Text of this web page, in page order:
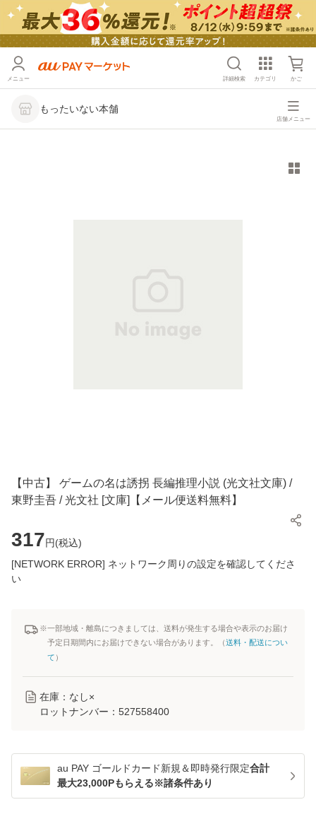
メニュー 詳細検索 カテゴリ かご
もったいない本舗
店舗メニュー
【中古】 ゲームの名は誘拐 長編推理小説 (光文社文庫) /
東野圭吾 / 光文社 [文庫]【メール便送料無料】
317円(税込)
[NETWORK ERROR] ネットワーク周りの設定を確認してくださ
い
※一部地域・離島につきましては、送料が発生する場合や表示のお届け
予定日期間内にお届けできない場合があります。（送料・配送につい
て ）
在庫：なし×
ロットナンバー： 527558400
au PAY ゴールドカード新規＆即時発行限定合計
最大23,000Pもらえる※諸条件あり